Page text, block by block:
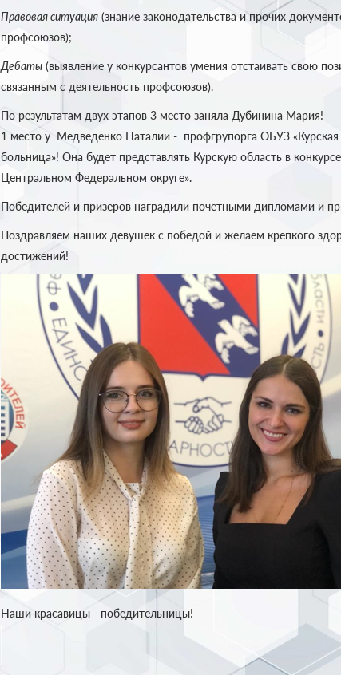
Правовая ситуация (знание законодательства и прочих
профсоюзов);
Дебаты (выявление у конкурсантов умения отстаивать свою
связанным с деятельность профсоюзов).
По результатам двух этапов 3 место заняла Дубинина Мария!
1 место у Медведенко Наталии - профгрупорга ОБУЗ «Курская
больница»! Она будет представлять Курскую область в
Центральном Федеральном округе».
Победителей и призеров наградили почетными дипломами и
Поздравляем наших девушек с победой и желаем крепкого
достижений!
Наши красавицы - победительницы!